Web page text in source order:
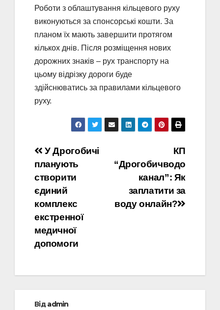
Роботи з облаштування кільцевого руху
виконуються за спонсорські кошти. За
планом їх мають завершити протягом
кількох днів. Після розміщення нових
дорожних знаків – рух транспорту на
цьому відрізку дороги буде
здійснюватись за правилами кільцевого
руху.
Навігація
записів
КП
“Дрогобичводо
канал”: Як
заплатити за
воду онлайн?
У Дрогобичі
планують
створити
єдиний
комплекс
екстренної
медичної
допомоги
Відadmin